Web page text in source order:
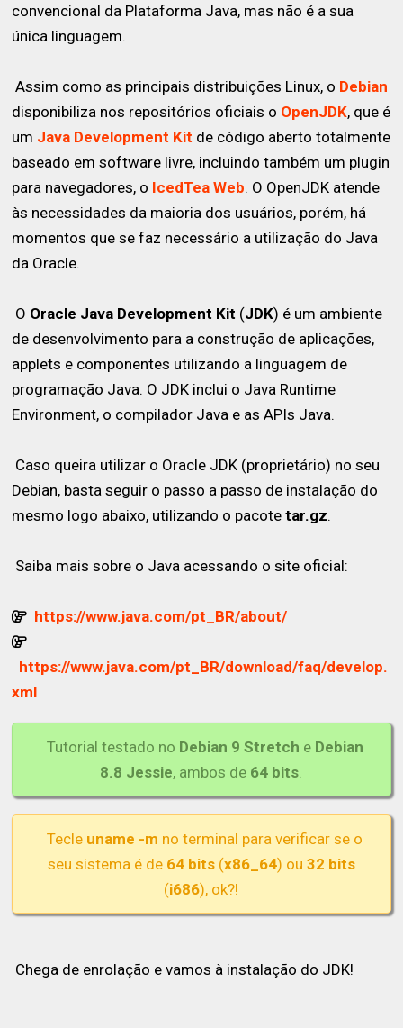
convencional da Plataforma Java, mas não é a sua
única linguagem.
Assim como as principais distribuições Linux, o Debian
disponibiliza nos repositórios oficiais o OpenJDK, que é
um Java Development Kit de código aberto totalmente
baseado em software livre, incluindo também um plugin
para navegadores, o IcedTea Web. O OpenJDK atende
às necessidades da maioria dos usuários, porém, há
momentos que se faz necessário a utilização do Java
da Oracle.
O Oracle Java Development Kit (JDK) é um ambiente
de desenvolvimento para a construção de aplicações,
applets e componentes utilizando a linguagem de
programação Java. O JDK inclui o Java Runtime
Environment, o compilador Java e as APIs Java.
Caso queira utilizar o Oracle JDK (proprietário) no seu
Debian, basta seguir o passo a passo de instalação do
mesmo logo abaixo, utilizando o pacotetar.gz.
Saiba mais sobre o Java acessando o site oficial:
https://www.java.com/pt_BR/about/
https://www.java.com/pt_BR/download/faq/develop.
xml
Tutorial testado no Debian 9 Stretch e Debian
8.8 Jessie, ambos de 64 bits
Tecle uname -m no terminal para verificar se o
seu sistema é de 64 bits(x86_64) ou 32 bits
(i686), ok?!
Chega de enrolação e vamos à instalação do JDK!